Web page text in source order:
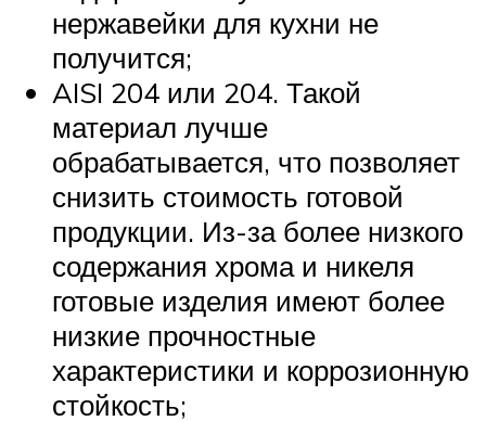
нержавейки для кухни не
получится;
AISI 204 или 204. Такой
материал лучше
обрабатывается, что позволяет
снизить стоимость готовой
продукции. Из-за более низкого
содержания хрома и никеля
готовые изделия имеют более
низкие прочностные
характеристики и коррозионную
стойкость;